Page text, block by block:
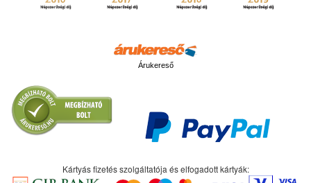
Árukereső
Kártyás fizetés szolgáltatója és elfogadott kártyák: